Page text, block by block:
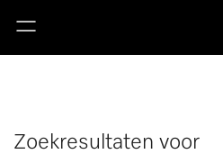
Zoekresultaten voor